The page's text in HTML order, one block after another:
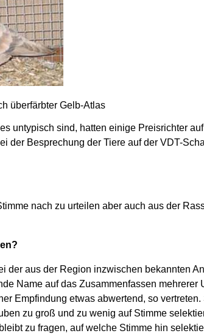
überfärbter Gelb-Atlas
untypisch sind, hatten einige Preisrichter auf
der Besprechung der Tiere auf der VDT-
nach zu urteilen aber auch aus der
der aus der Region inzwischen bekannten
Name auf das Zusammenfassen mehrerer
Empfindung etwas abwertend, so vertreten.
zu groß und zu wenig auf Stimme
zu fragen, auf welche Stimme hin